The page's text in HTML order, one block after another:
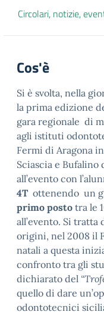
Circolari, notizie,
Cos'è
Si è svolta, nella
la prima edizione
gara regionale di
agli istituti
Fermi di Aragona
Sciascia e
all’evento con
4T ottenendo un
primo posto tra le
all’evento. Si
origini, nel 2008 il
natali a questa
confronto tra gli
dichiarato del
quello di dare
odontotecnici